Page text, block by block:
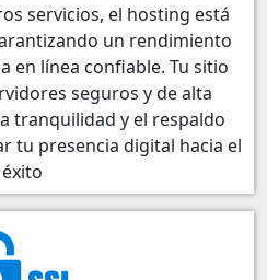
servicios, el hosting está
un rendimiento
en línea confiable. Tu sitio
seguros y de alta
tranquilidad y el respaldo
tu presencia digital hacia el
éxito